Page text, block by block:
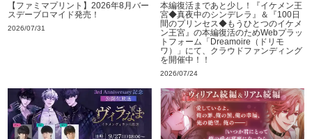
【ファミマプリント】2026年8月バー
スデーブロマイド発売！
2026/07/31
本編復活まであと少し！『イケメン王
宮◆真夜中のシンデレラ』＆『100日
間のプリンセス◆もうひとつのイケメ
ン王宮』の本編復活のためWebプラッ
トフォーム「Dreamoire（ドリモ
ワ）」にて、クラウドファンディング
を開催中！！
2026/07/24